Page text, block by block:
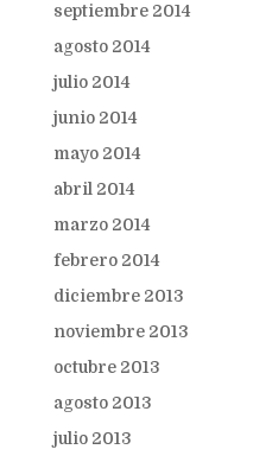
septiembre 2014
agosto 2014
julio 2014
junio 2014
mayo 2014
abril 2014
marzo 2014
febrero 2014
diciembre 2013
noviembre 2013
octubre 2013
agosto 2013
julio 2013